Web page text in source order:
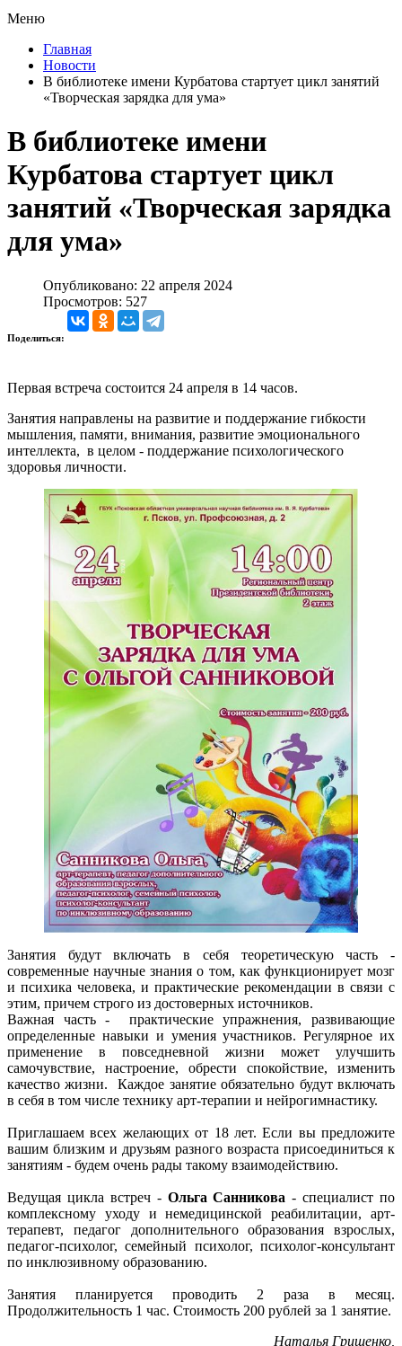
Меню
Главная
Новости
В библиотеке имени Курбатова стартует цикл занятий
«Творческая зарядка для ума»
В библиотеке имени
Курбатова стартует цикл
занятий «Творческая зарядка
для ума»
Опубликовано: 22 апреля 2024
Просмотров: 527
Поделиться:
Первая встреча состоится 24 апреля в 14 часов.
Занятия направлены на развитие и поддержание гибкости
мышления, памяти, внимания, развитие эмоционального
интеллекта, в целом - поддержание психологического
здоровья личности.
Занятия будут включать в себя теоретическую часть -
современные научные знания о том, как функционирует мозг
и психика человека, и практические рекомендации в связи с
этим, причем строго из достоверных источников.
Важная часть - практические упражнения, развивающие
определенные навыки и умения участников. Регулярное их
применение в повседневной жизни может улучшить
самочувствие, настроение, обрести спокойствие, изменить
качество жизни. Каждое занятие обязательно будут включать
в себя в том числе технику арт-терапии и нейрогимнастику.
Приглашаем всех желающих от 18 лет. Если вы предложите
вашим близким и друзьям разного возраста присоединиться к
занятиям - будем очень рады такому взаимодействию.
Ведущая цикла встреч - Ольга Санникова - специалист по
комплексному уходу и немедицинской реабилитации, арт-
терапевт, педагог дополнительного образования взрослых,
педагог-психолог, семейный психолог, психолог-консультант
по инклюзивному образованию.
Занятия планируется проводить 2 раза в месяц.
Продолжительность 1 час. Стоимость 200 рублей за 1 занятие.
Наталья Грищенко,